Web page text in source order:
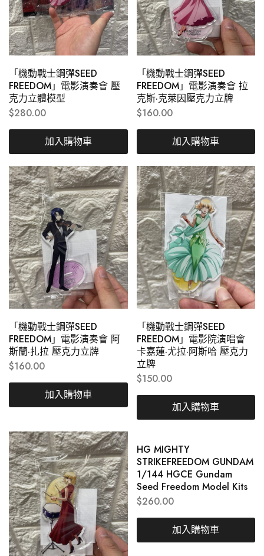
「機動戰士鋼彈SEED
FREEDOM」電影演奏會 壓
克力立體模型
$280.00
加入購物車
「機動戰士鋼彈SEED
FREEDOM」電影演奏會 拉
克斯·克萊因壓克力立牌
$160.00
加入購物車
「機動戰士鋼彈SEED
FREEDOM」電影演奏會 阿
斯蘭·扎拉 壓克力立牌
$160.00
加入購物車
「機動戰士鋼彈SEED
FREEDOM」電影院演唱會
卡嘉蓮·尤拉·阿斯哈 壓克力
立牌
$150.00
加入購物車
HG MIGHTY
STRIKEFREEDOM GUNDAM
1/144 HGCE Gundam
Seed Freedom Model Kits
$260.00
加入購物車